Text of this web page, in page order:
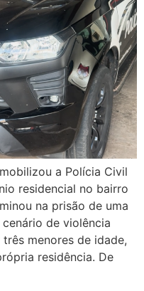
a Polícia Civil
residencial no bairro
na prisão de uma
de violência
menores de idade,
residência. De